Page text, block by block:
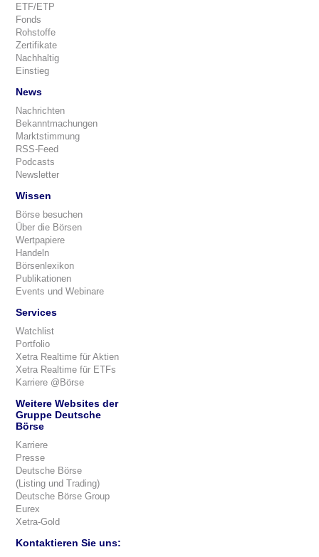
ETF/ETP
Fonds
Rohstoffe
Zertifikate
Nachhaltig
Einstieg
News
Nachrichten
Bekanntmachungen
Marktstimmung
RSS-Feed
Podcasts
Newsletter
Wissen
Börse besuchen
Über die Börsen
Wertpapiere
Handeln
Börsenlexikon
Publikationen
Events und Webinare
Services
Watchlist
Portfolio
Xetra Realtime für Aktien
Xetra Realtime für ETFs
Karriere @Börse
Weitere Websites der
Gruppe Deutsche
Börse
Karriere
Presse
Deutsche Börse
(Listing und Trading)
Deutsche Börse Group
Eurex
Xetra-Gold
Kontaktieren Sie uns: